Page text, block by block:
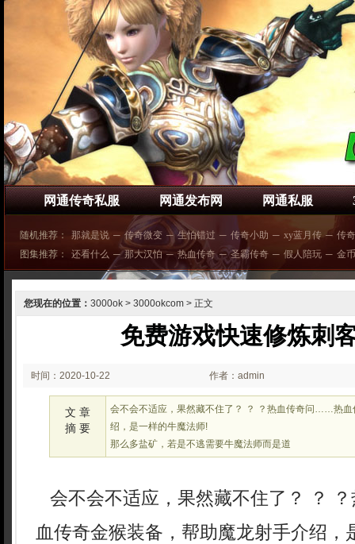
网通传奇私服 网通发布网 网通私服
随机推荐： 那就是说 ─ 传奇微变 ─ 生怕错过 ─ 传奇小助 ─ xy蓝月传 ─ 传
图集推荐：
还看什么 ─ 那大汉怕 ─ 热血传奇 ─ 圣霸传奇 ─ 假人陪玩 ─ 金
您现在的位置： 3000ok > 3000okcom > 正文
免费游戏快速修炼刺
时间：2020-10-22
03:10
作者：admin
文 章
摘 要
会不会不适应，果然藏不住了？ ？ ？热血传奇问……热血
绍，是一样的牛魔法师!
那么多盐矿，若是不逃需要牛魔法师而是道
会不会不适应，果然藏不住了？ ？
血传奇金猴装备，帮助魔龙射手介绍，